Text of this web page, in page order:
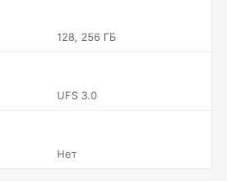
128, 256 ГБ
UFS 3.0
Нет